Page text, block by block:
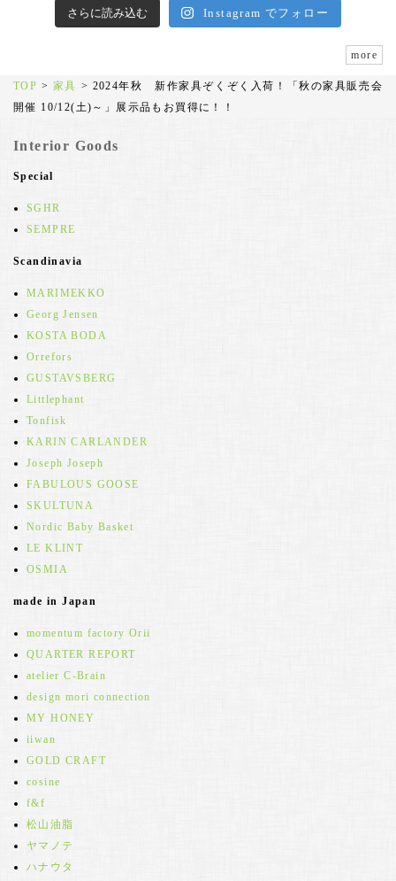
さらに読み込む Instagram でフォロー
more
TOP > 家具 > 2024年秋 新作家具ぞくぞく入荷！「秋の家具販売会
開催 10/12(土)～」展示品もお買得に！！
Interior Goods
Special
SGHR
SEMPRE
Scandinavia
MARIMEKKO
Georg Jensen
KOSTA BODA
Orrefors
GUSTAVSBERG
Littlephant
Tonfisk
KARIN CARLANDER
Joseph Joseph
FABULOUS GOOSE
SKULTUNA
Nordic Baby Basket
LE KLINT
OSMIA
made in Japan
momentum factory Orii
QUARTER REPORT
atelier C-Brain
design mori connection
MY HONEY
iiwan
GOLD CRAFT
cosine
f&f
松山油脂
ヤマノテ
ハナウタ